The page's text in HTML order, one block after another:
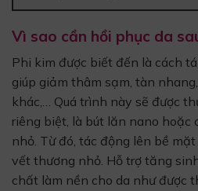
Vì sao cần hồi phục da
Phi kim được biết đến là cách
giúp giảm thâm sạm, tàn
khác,… Quá trình này sẽ được
riêng biệt, là bút lăn nano hoặc
nhỏ. Từ đó, tác động lên bề
vết thương nhỏ. Hỗ trợ tăng
chất làm nền cho da như được